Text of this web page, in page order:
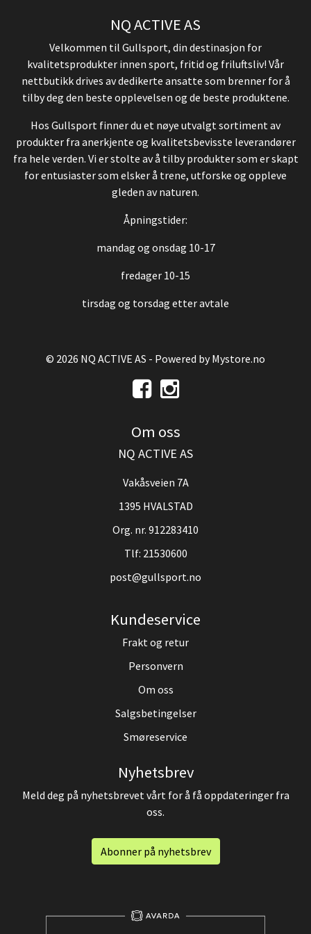
NQ ACTIVE AS
Velkommen til Gullsport, din destinasjon for
kvalitetsprodukter innen sport, fritid og friluftsliv! Vår
nettbutikk drives av dedikerte ansatte som brenner for å
tilby deg den beste opplevelsen og de beste produktene.
Hos Gullsport finner du et nøye utvalgt sortiment av
produkter fra anerkjente og kvalitetsbevisste leverandører
fra hele verden. Vi er stolte av å tilby produkter som er skapt
for entusiaster som elsker å trene, utforske og oppleve
gleden av naturen.
Åpningstider:
mandag og onsdag 10-17
fredager 10-15
tirsdag og torsdag etter avtale
© 2026 NQ ACTIVE AS - Powered byMystore.no
Om oss
NQ ACTIVE AS
Vakåsveien 7A
1395 HVALSTAD
Org. nr. 912283410
Tlf: 21530600
post@gullsport.no
Kundeservice
Frakt og retur
Personvern
Om oss
Salgsbetingelser
Smøreservice
Nyhetsbrev
Meld deg på nyhetsbrevet vårt for å få oppdateringer fra
oss.
Abonner på nyhetsbrev